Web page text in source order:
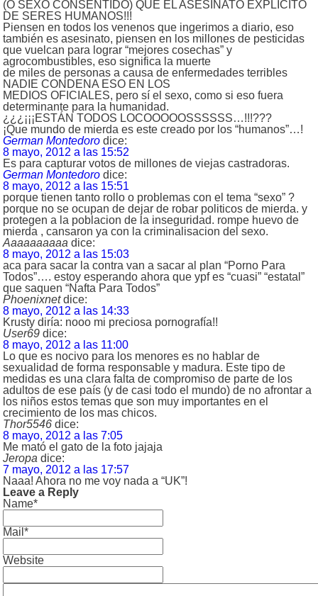
(O SEXO CONSENTIDO) QUE EL ASESINATO EXPLÍCITO
DE SERES HUMANOS!!!
Piensen en todos los venenos que ingerimos a diario, eso
también es asesinato, piensen en los millones de pesticidas
que vuelcan para lograr “mejores cosechas” y
agrocombustibles, eso significa la muerte
de miles de personas a causa de enfermedades terribles
NADIE CONDENA ESO EN LOS
MEDIOS OFICIALES, pero sí el sexo, como si eso fuera
determinante para la humanidad.
¿¿¿¡¡¡ESTÁN TODOS LOCOOOOOSSSSSS…!!!???
¡Que mundo de mierda es este creado por los “humanos”…!
German Montedoro dice:
8 mayo, 2012 a las 15:52
Es para capturar votos de millones de viejas castradoras.
German Montedoro dice:
8 mayo, 2012 a las 15:51
porque tienen tanto rollo o problemas con el tema “sexo” ?
porque no se ocupan de dejar de robar politicos de mierda. y
protegen a la poblacion de la inseguridad. rompe huevo de
mierda , cansaron ya con la criminalisacion del sexo.
Aaaaaaaaaa dice:
8 mayo, 2012 a las 15:03
aca para sacar la contra van a sacar al plan “Porno Para
Todos”…. estoy esperando ahora que ypf es “cuasi” “estatal”
que saquen “Nafta Para Todos”
Phoenixnet dice:
8 mayo, 2012 a las 14:33
Krusty diría: nooo mi preciosa pornografía!!
User69 dice:
8 mayo, 2012 a las 11:00
Lo que es nocivo para los menores es no hablar de
sexualidad de forma responsable y madura. Este tipo de
medidas es una clara falta de compromiso de parte de los
adultos de ese país (y de casi todo el mundo) de no afrontar a
los niños estos temas que son muy importantes en el
crecimiento de los mas chicos.
Thor5546 dice:
8 mayo, 2012 a las 7:05
Me mató el gato de la foto jajaja
Jeropa dice:
7 mayo, 2012 a las 17:57
Naaa! Ahora no me voy nada a “UK”!
Leave a Reply
Name*
Mail*
Website